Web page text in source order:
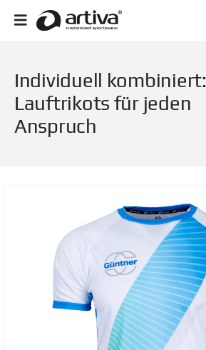
Individuell kombiniert:
Lauftrikots für jeden
Anspruch